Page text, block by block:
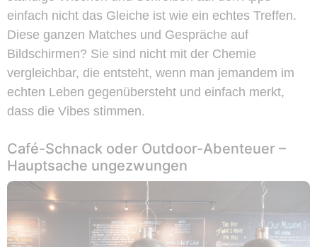
einfach nicht das Gleiche ist wie ein echtes Treffen.
Diese ganzen Matches und Gespräche auf
Bildschirmen? Sie sind nicht mit der Chemie
vergleichbar, die entsteht, wenn man jemandem im
echten Leben gegenübersteht und einfach merkt,
dass die Vibes stimmen.
Café-Schnack oder Outdoor-Abenteuer –
Hauptsache ungezwungen